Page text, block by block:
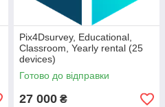
Pix4Dsurvey, Educational,
Classroom, Yearly rental (25
devices)
Готово до відправки
27 000 ₴